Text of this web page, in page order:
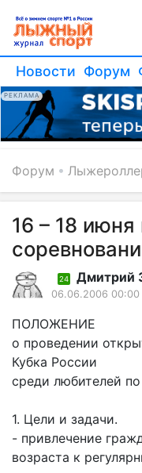
Новости Форум
РЕКЛАМА
Форум
16 – 18
24 Дмитрий
06.06.2006 00:00
ПОЛОЖЕНИЕ
о проведении
Кубка России
среди любителей
1. Цели и задачи.
- привлечение
возраста к